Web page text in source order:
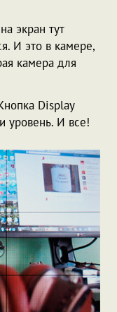
экран тут
И это в камере,
камера для
Display
уровень. И все!